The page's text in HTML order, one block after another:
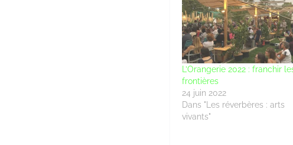
L’Orangerie 2022 : franchir
frontières
24 juin 2022
Dans "Les réverbères : arts
vivants"